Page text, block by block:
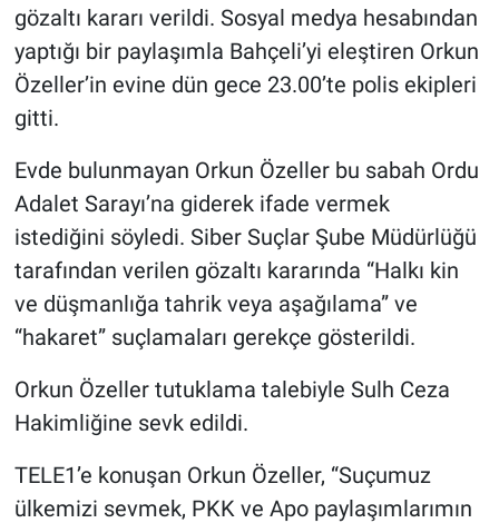
gözaltı kararı verildi. Sosyal medya hesabından
yaptığı bir paylaşımla Bahçeli’yi eleştiren Orkun
Özeller’in evine dün gece 23.00’te polis ekipleri
gitti.
Evde bulunmayan Orkun Özeller bu sabah Ordu
Adalet Sarayı’na giderek ifade vermek
istediğini söyledi. Siber Suçlar Şube Müdürlüğü
tarafından verilen gözaltı kararında “Halkı kin
ve düşmanlığa tahrik veya aşağılama” ve
“hakaret” suçlamaları gerekçe gösterildi.
Orkun Özeller tutuklama talebiyle Sulh Ceza
Hakimliğine sevk edildi.
TELE1’e konuşan Orkun Özeller, “Suçumuz
ülkemizi sevmek, PKK ve Apo paylaşımlarımın
Günün görüntüsü
İlan
Kimdir
Koronavirüs
Kültür Sanat
Ne demişti
Nedir